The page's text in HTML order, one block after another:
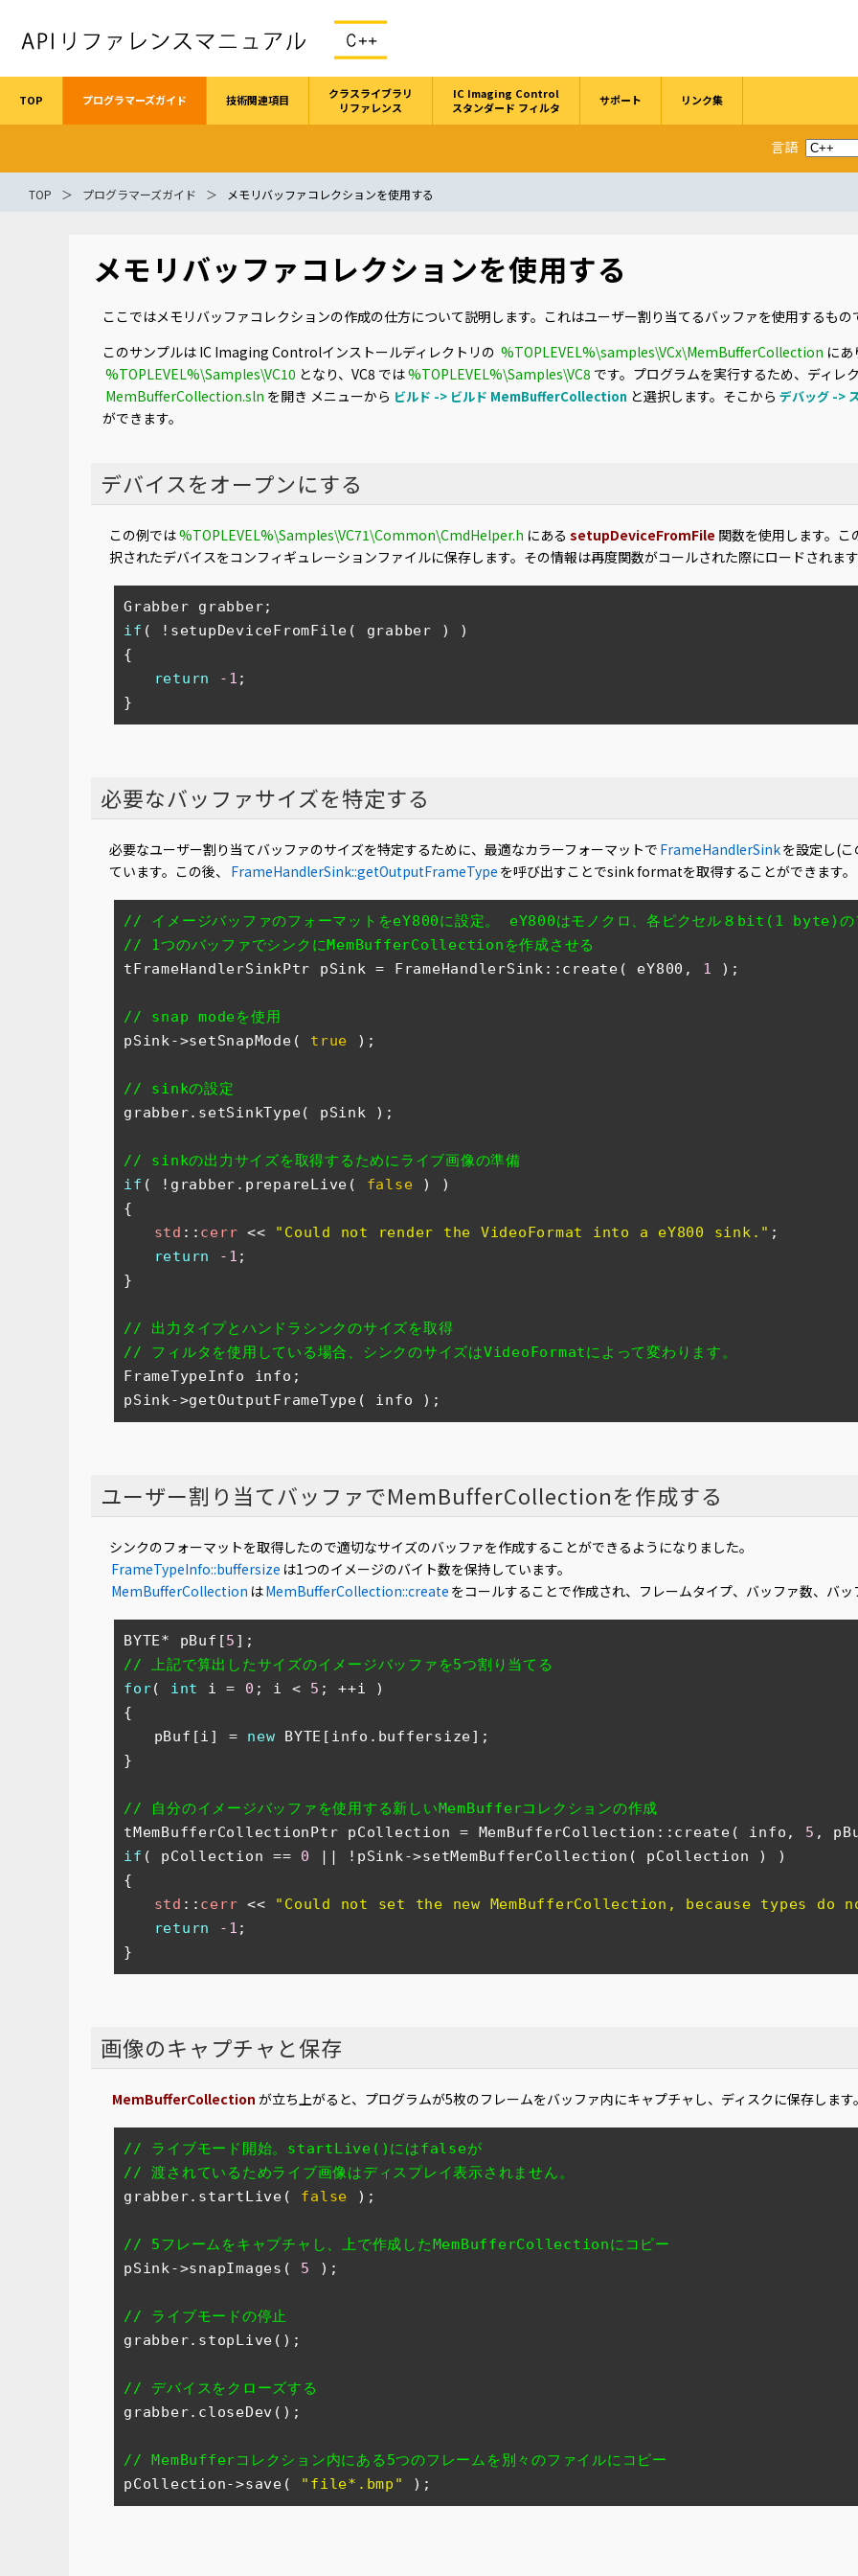
TOP プログラマーズガイド 技術関連項目
クラスライブラリ
リファレンス
IC Imaging Control
スタンダード フィルタ
サポート リンク集
言語
TOP プログラマーズガイド メモリバッファコレクションを使用する
メモリバッファコレクションを使用する
ここではメモリバッファコレクションの作成の仕方について説明します。これはユーザー割り当てるバッファを使用するもの
このサンプルは IC Imaging Controlインストールディレクトリの %TOPLEVEL%\samples\VCx\MemBufferCollection にあ
%TOPLEVEL%\Samples\VC10 となり、VC8 では%TOPLEVEL%\Samples\VC8 です。プログラムを実行するため、ディレ
MemBufferCollection.sln を開き メニューから ビルド -> ビルド MemBufferCollection と選択します。そこから デバッグ ->
ができます。
デバイスをオープンにする
この例では%TOPLEVEL%\Samples\VC71\Common\CmdHelper.h にある setupDeviceFromFile 関数を使用します。
択されたデバイスをコンフィギュレーションファイルに保存します。その情報は再度関数がコールされた際にロードされます
if ( !setupDeviceFromFile( grabber ) )
{
return
-1 ;
}
必要なバッファサイズを特定する
必要なユーザー割り当てバッファのサイズを特定するために、最適なカラーフォーマットで FrameHandlerSinkを設定し(こ
ています。この後、 FrameHandlerSink::getOutputFrameType を呼び出すことでsink formatを取得することができます。
// イメージバッファのフォーマットをeY800に設定。 eY800はモノクロ、各ピクセル８bit(1 byte)の
// 1つのバッファでシンクにMemBufferCollectionを作成させる
tFrameHandlerSinkPtr pSink = FrameHandlerSink::create( eY800, 1 );
// snap modeを使用
pSink->setSnapMode( true );
// sinkの設定
grabber.setSinkType( pSink );
// sinkの出力サイズを取得するためにライブ画像の準備
if ( !grabber.prepareLive( false ) )
{
std :: cerr << "Could not render the VideoFormat into a eY800 sink." ;
return
-1 ;
}
// 出力タイプとハンドラシンクのサイズを取得
// フィルタを使用している場合、シンクのサイズはVideoFormatによって変わります。
FrameTypeInfo info;
pSink->getOutputFrameType( info );
ユーザー割り当てバッファでMemBufferCollectionを作成する
シンクのフォーマットを取得したので適切なサイズのバッファを作成することができるようになりました。
FrameTypeInfo::buffersize は1つのイメージのバイト数を保持しています。
MemBufferCollection はMemBufferCollection::create をコールすることで作成され、フレームタイプ、バッファ数、バッ
BYTE* pBuf[5
// 上記で算出したサイズのイメージバッファを5つ割り当てる
for( int i = 0 ; i < 5 ; ++i )
{
pBuf[i] = new BYTE[info.buffersize];
}
// 自分のイメージバッファを使用する新しいMemBufferコレクションの作成
tMemBufferCollectionPtr pCollection = MemBufferCollection::create( info, 5
if ( pCollection == 0
|| !pSink->setMemBufferCollection( pCollection ) )
{
std :: cerr << "Could not set the new MemBufferCollection, because types do
return
-1 ;
}
画像のキャプチャと保存
MemBufferCollection が立ち上がると、プログラムが5枚のフレームをバッファ内にキャプチャし、ディスクに保存します。
// ライブモード開始。startLive()にはfalseが
// 渡されているためライブ画像はディスプレイ表示されません。
grabber.startLive( false );
// 5フレームをキャプチャし、上で作成したMemBufferCollectionにコピー
pSink->snapImages( 5 );
// ライブモードの停止
grabber.stopLive();
// デバイスをクローズする
grabber.closeDev();
// MemBufferコレクション内にある5つのフレームを別々のファイルにコピー
pCollection->save( "file*.bmp" );